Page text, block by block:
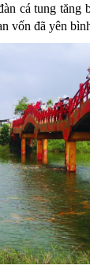
cá tung tăng
vốn đã yên